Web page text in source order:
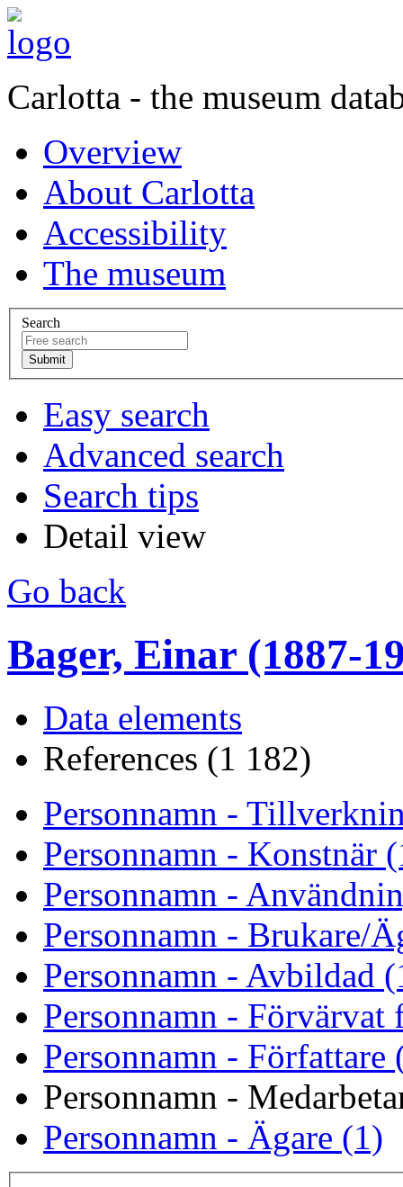
Carlotta - the museum
Overview
About Carlotta
Accessibility
The museum
Search
Easy search
Advanced search
Search tips
Detail view
Go back
Bager, Einar (1887-
Data elements
References (1 182)
Personnamn -
Personnamn - Konstnär
Personnamn -
Personnamn - Brukare/
Personnamn - Avbildad
Personnamn - Förvärvat
Personnamn - Författare
Personnamn -
Personnamn - Ägare (1)